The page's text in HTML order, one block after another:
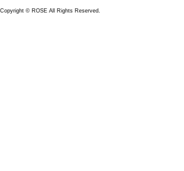
Copyright © ROSE All Rights Reserved.